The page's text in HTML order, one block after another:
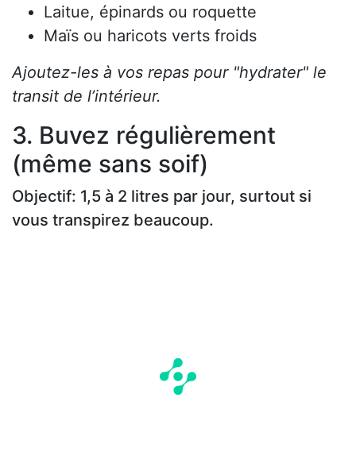
Laitue, épinards ou roquette
Maïs ou haricots verts froids
Ajoutez-les à vos repas pour "hydrater" le
transit de l’intérieur.
3. Buvez régulièrement
(même sans soif)
Objectif: 1,5 à 2 litres par jour, surtout si
vous transpirez beaucoup.